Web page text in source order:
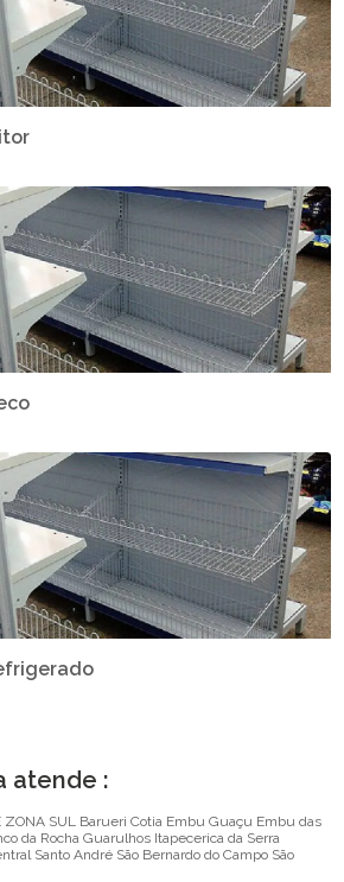
atende :
ZONA SUL Barueri Cotia Embu Guaçu Embu das
da Rocha Guarulhos Itapecerica da Serra
Santo André São Bernardo do Campo São